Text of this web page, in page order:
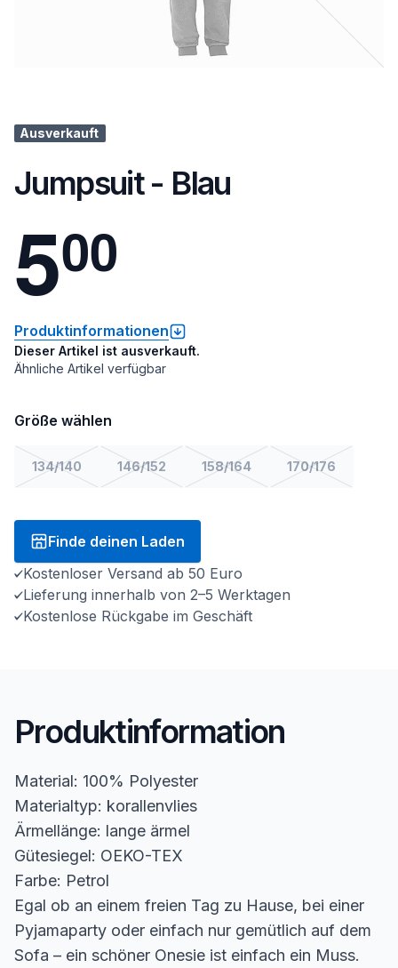
Ausverkauft
Jumpsuit - Blau
500
Produktinformationen
Dieser Artikel ist ausverkauft.
Ähnliche Artikel verfügbar
Größe wählen
134/140 146/152 158/164 170/176
Finde deinen Laden
Kostenloser Versand ab 50 Euro
Lieferung innerhalb von 2–5 Werktagen
Kostenlose Rückgabe im Geschäft
Produktinformation
Material: 100% Polyester
Materialtyp: korallenvlies
Ärmellänge: lange ärmel
Gütesiegel: OEKO-TEX
Farbe: Petrol
Egal ob an einem freien Tag zu Hause, bei einer
Pyjamaparty oder einfach nur gemütlich auf dem
Sofa – ein schöner Onesie ist einfach ein Muss.